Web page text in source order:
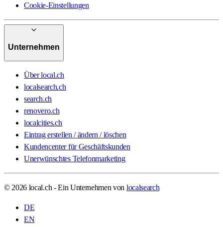
Cookie-Einstellungen
Unternehmen
Über local.ch
localsearch.ch
search.ch
renovero.ch
localcities.ch
Eintrag erstellen / ändern / löschen
Kundencenter für Geschäftskunden
Unerwünschtes Telefonmarketing
© 2026 local.ch - Ein Unternehmen von localsearch
DE
EN